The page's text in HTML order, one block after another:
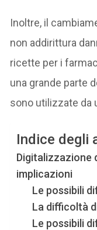
Inoltre, il
non addirittura
ricette per i
una grande parte
sono utilizzate da
Indice degli
Digitalizzazione
implicazioni
Le possibili
La difficoltà
Le possibili